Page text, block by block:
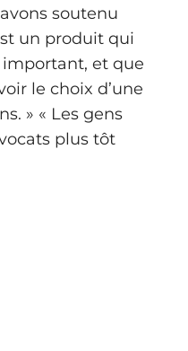
soutenu
un produit qui
et que
le choix d’une
» « Les gens
plus tôt